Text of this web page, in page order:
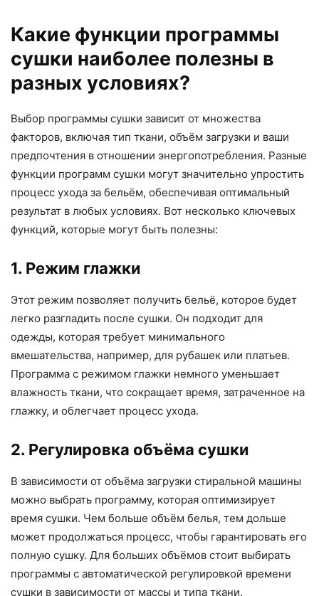
Какие функции программы
сушки наиболее полезны в
разных условиях?
Выбор программы сушки зависит от множества
факторов, включая тип ткани, объём загрузки и ваши
предпочтения в отношении энергопотребления. Разные
функции программ сушки могут значительно упростить
процесс ухода за бельём, обеспечивая оптимальный
результат в любых условиях. Вот несколько ключевых
функций, которые могут быть полезны:
1. Режим глажки
Этот режим позволяет получить бельё, которое будет
легко разгладить после сушки. Он подходит для
одежды, которая требует минимального
вмешательства, например, для рубашек или платьев.
Программа с режимом глажки немного уменьшает
влажность ткани, что сокращает время, затраченное на
глажку, и облегчает процесс ухода.
2. Регулировка объёма сушки
В зависимости от объёма загрузки стиральной машины
можно выбрать программу, которая оптимизирует
время сушки. Чем больше объём белья, тем дольше
может продолжаться процесс, чтобы гарантировать его
полную сушку. Для больших объёмов стоит выбирать
программы с автоматической регулировкой времени
сушки в зависимости от массы и типа ткани.